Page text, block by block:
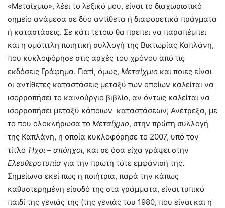
«Μεταίχμιο», λέει το λεξικό μου, είναι το διαχωριστικό
σημείο ανάμεσα σε δύο αντίθετα ή διαφορετικά πράγματα
ή καταστάσεις. Σε κάτι τέτοιο θα πρέπει να παραπέμπει
και η ομότιτλη ποιητική συλλογή της Βικτωρίας Καπλάνη,
που κυκλοφόρησε στις αρχές του χρόνου από τις
εκδόσεις Γράφημα. Γιατί, όμως, Μεταίχμιο και ποιες είναι
οι αντίθετες καταστάσεις μεταξύ των οποίων καλείται να
ισορροπήσει το καινούργιο βιβλίο, αν όντως καλείται να
ισορροπήσει μεταξύ κάποιων καταστάσεων; Ανέτρεξα, με
το που ολοκλήρωσα το Μεταίχμιο, στην πρώτη συλλογή
της Καπλάνη, η οποία κυκλοφόρησε το 2007, υπό τον
τίτλο Ήχοι – απόηχοι, και σε όσα είχα γράψει στην
Ελευθεροτυπία για την πρώτη τότε εμφάνισή της.
Σημείωνα εκεί πως η ποιήτρια, παρά την κάπως
καθυστερημένη είσοδό της στα γράμματα, είναι τυπικό
παιδί της γενιάς της (της γενιάς του 1980, που είναι και η